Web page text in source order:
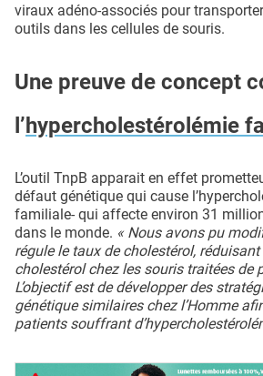
viraux adéno-associés pour
outils dans les cellules de souris.
Une preuve de concept
l’hypercholestérolémie
L’outil TnpB apparait en effet
défaut génétique qui cause
familiale- qui affecte environ 31
dans le monde. « Nous avons pu
régule le taux de cholestérol,
cholestérol chez les souris traitées de
L’objectif est de développer des
génétique similaires chez l’Homme
patients souffrant